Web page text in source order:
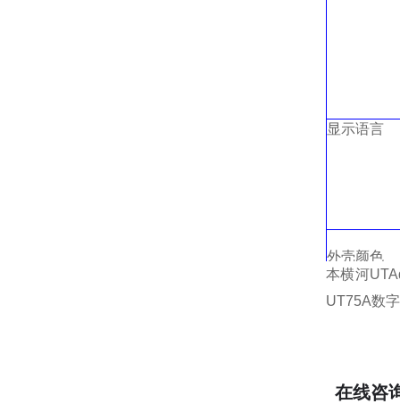
显示语言
外壳颜色
输出1（加
本横河
UT75A数
在线咨